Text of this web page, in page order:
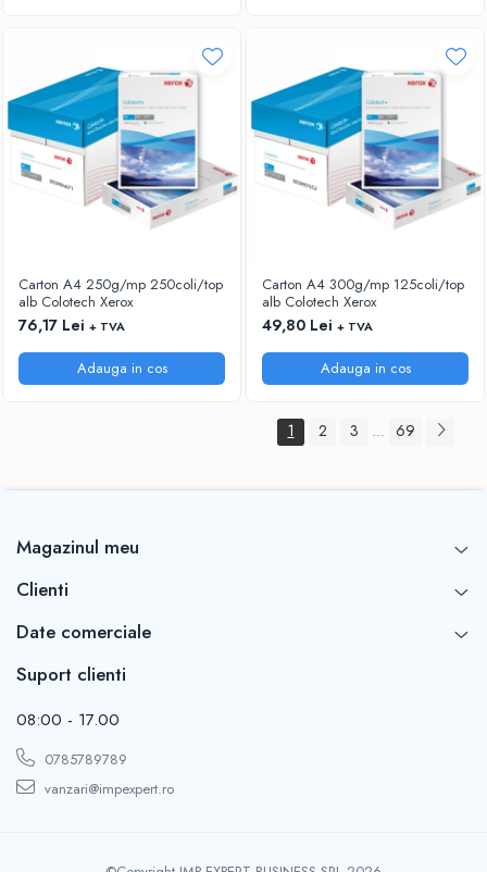
Carton A4 250g/mp 250coli/top
alb Colotech Xerox
76,17 Lei + TVA
Adauga in cos
Carton A4 300g/mp 125coli/top
alb Colotech Xerox
49,80 Lei + TVA
Adauga in cos
1 2 3 ... 69
Magazinul meu
Clienti
Date comerciale
Suport clienti
08:00 - 17.00
0785789789
vanzari@impexpert.ro